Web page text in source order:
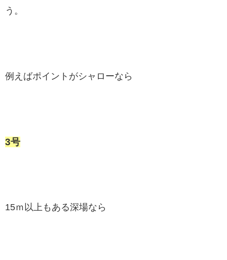
う。
例えばポイントがシャローなら
3号
15ｍ以上もある深場なら